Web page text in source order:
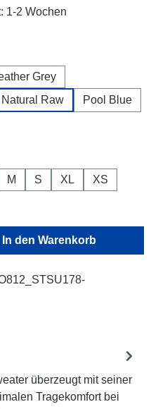
1-2 Wochen
Grey
Natural Raw
Pool Blue
M S XL
XS
gewünschten
In den Warenkorb
überzeugt mit seiner
Tragekomfort bei